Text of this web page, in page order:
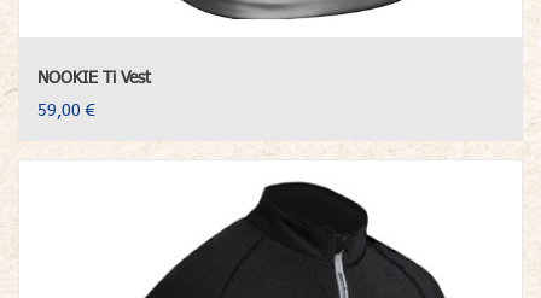
NOOKIE Ti Vest
59,00 €